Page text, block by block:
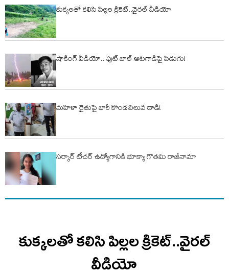
కుక్కలతో కలిసి పిల్లల క్రికెట్..వైరల్ వీడియో
షాకింగ్ వీడియో.. ఫుట్ బాల్ ఆటగాడిపై పిడుగు!
మహిళా రైతుపై భారీ కొండచిలువ దాడి!
సర్కార్ టీచర్ ఉద్యోగానికి భూక్యా గౌతమి రాజీనామా
కుక్కలతో కలిసి పిల్లల క్రికెట్..వైరల్
వీడియో